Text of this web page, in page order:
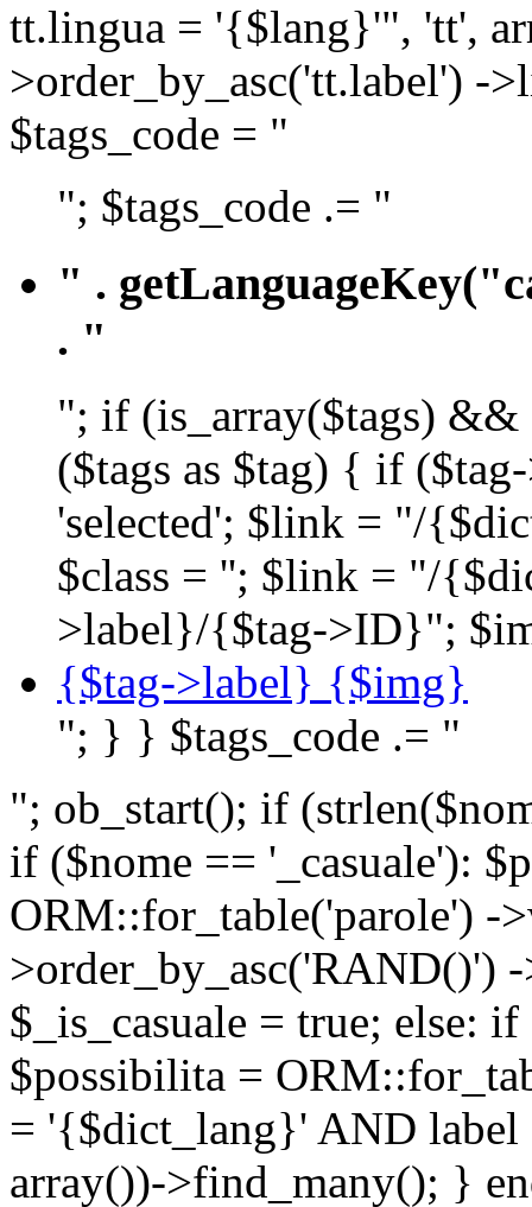
tt.lingua = '{$lang}'", 'tt',
>order_by_asc('tt.label') -
$tags_code = "
"; $tags_code .= "
" .
. "
"; if (is_array($tags) &&
($tags as $tag) { if
'selected'; $link = "/
$class = ''; $link = "/
>label}/{$tag->ID}";
{$tag->label} {$img}
"; } } $tags_code .= "
"; ob_start(); if
if ($nome == '_casuale'):
ORM::for_table('parole') -
>order_by_asc('RAND()')
$_is_casuale = true; else:
$possibilita =
= '{$dict_lang}' AND
array())->find_many(); }